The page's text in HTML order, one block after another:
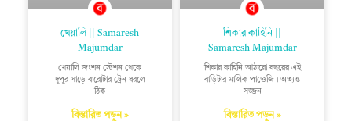
খেয়ালি || Samaresh
Majumdar
খেয়ালি জংশন স্টেশন থেকে
দুপুর সাড়ে বারোটার ট্রেন ধরলে
ঠিক
বিস্তারিত পড়ুন »
শিকার কাহিনি ||
Samaresh Majumdar
শিকার কাহিনি আঠারো বছরের এই
বাড়িটার মালিক পাণ্ডেজি। অত্যন্ত
সজ্জন
বিস্তারিত পড়ুন »